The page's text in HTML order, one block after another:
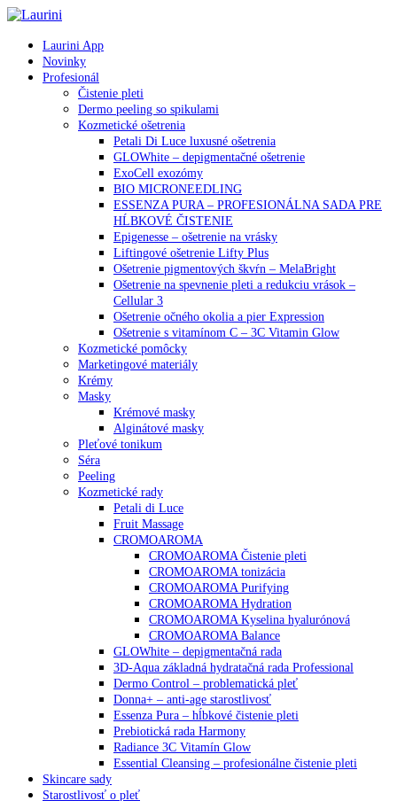
Laurini App
Novinky
Profesionál
Čistenie pleti
Dermo peeling so spikulami
Kozmetické ošetrenia
Petali Di Luce luxusné ošetrenia
GLOWhite – depigmentačné ošetrenie
ExoCell exozómy
BIO MICRONEEDLING
ESSENZA PURA – PROFESIONÁLNA SADA PRE
HĹBKOVÉ ČISTENIE
Epigenesse – ošetrenie na vrásky
Liftingové ošetrenie Lifty Plus
Ošetrenie pigmentových škvŕn – MelaBright
Ošetrenie na spevnenie pleti a redukciu vrások –
Cellular 3
Ošetrenie očného okolia a pier Expression
Ošetrenie s vitamínom C – 3C Vitamin Glow
Kozmetické pomôcky
Marketingové materiály
Krémy
Masky
Krémové masky
Alginátové masky
Pleťové tonikum
Séra
Peeling
Kozmetické rady
Petali di Luce
Fruit Massage
CROMOAROMA
CROMOAROMA Čistenie pleti
CROMOAROMA tonizácia
CROMOAROMA Purifying
CROMOAROMA Hydration
CROMOAROMA Kyselina hyalurónová
CROMOAROMA Balance
GLOWhite – depigmentačná rada
3D-Aqua základná hydratačná rada Professional
Dermo Control – problematická pleť
Donna+ – anti-age starostlivosť
Essenza Pura – hĺbkové čistenie pleti
Prebiotická rada Harmony
Radiance 3C Vitamín Glow
Essential Cleansing – profesionálne čistenie pleti
Skincare sady
Starostlivosť o pleť